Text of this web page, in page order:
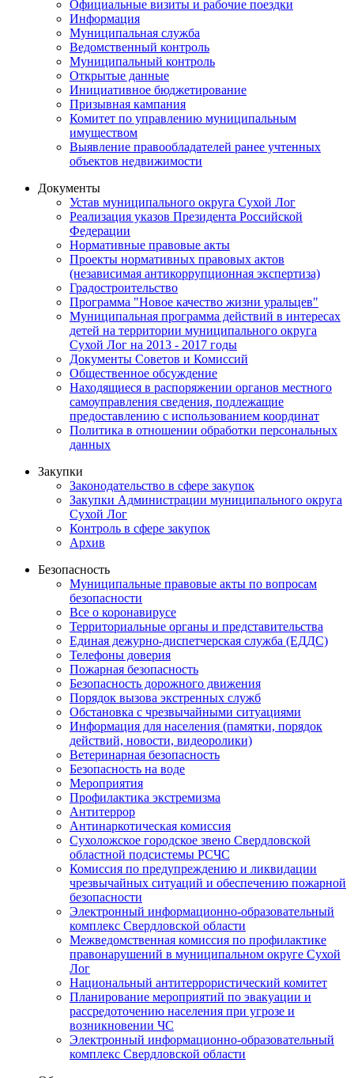
Официальные визиты и рабочие поездки
Информация
Муниципальная служба
Ведомственный контроль
Муниципальный контроль
Открытые данные
Инициативное бюджетирование
Призывная кампания
Комитет по управлению муниципальным
имуществом
Выявление правообладателей ранее учтенных
объектов недвижимости
Документы
Устав муниципального округа Сухой Лог
Реализация указов Президента Российской
Федерации
Нормативные правовые акты
Проекты нормативных правовых актов
(независимая антикоррупционная экспертиза)
Градостроительство
Программа "Новое качество жизни уральцев"
Муниципальная программа действий в интересах
детей на территории муниципального округа
Сухой Лог на 2013 - 2017 годы
Документы Советов и Комиссий
Общественное обсуждение
Находящиеся в распоряжении органов местного
самоуправления сведения, подлежащие
предоставлению с использованием координат
Политика в отношении обработки персональных
данных
Закупки
Законодательство в сфере закупок
Закупки Администрации муниципального округа
Сухой Лог
Контроль в сфере закупок
Архив
Безопасность
Муниципальные правовые акты по вопросам
безопасности
Все о коронавирусе
Территориальные органы и представительства
Единая дежурно-диспетчерская служба (ЕДДС)
Телефоны доверия
Пожарная безопасность
Безопасность дорожного движения
Порядок вызова экстренных служб
Обстановка с чрезвычайными ситуациями
Информация для населения (памятки, порядок
действий, новости, видеоролики)
Ветеринарная безопасность
Безопасность на воде
Мероприятия
Профилактика экстремизма
Антитеррор
Антинаркотическая комиссия
Сухоложское городское звено Свердловской
областной подсистемы РСЧС
Комиссия по предупреждению и ликвидации
чрезвычайных ситуаций и обеспечению пожарной
безопасности
Электронный информационно-образовательный
комплекс Cвердловской области
Межведомственная комиссия по профилактике
правонарушений в муниципальном округе Сухой
Лог
Национальный антитеррористический комитет
Планирование мероприятий по эвакуации и
рассредоточению населения при угрозе и
возникновении ЧС
Электронный информационно-образовательный
комплекс Свердловской области